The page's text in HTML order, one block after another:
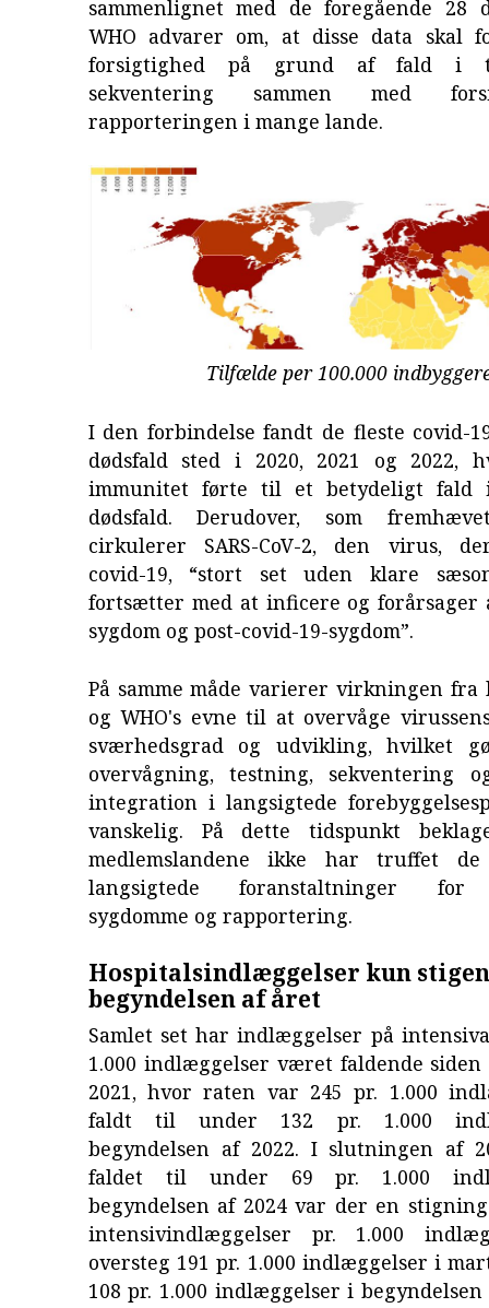
sammenlignet med de foregående 28
WHO advarer om, at disse data skal
forsigtighed på grund af fald i
sekventering sammen med
rapporteringen i mange lande.
Tilfælde per 100.000
I den forbindelse fandt de fleste covid-
dødsfald sted i 2020, 2021 og 2022,
immunitet førte til et betydeligt fald
dødsfald. Derudover, som
cirkulerer SARS-CoV-2, den virus,
covid-19, “stort set uden klare
fortsætter med at inficere og forårsager
sygdom og post-covid-19-sygdom”.
På samme måde varierer virkningen
og WHO's evne til at overvåge
sværhedsgrad og udvikling, hvilket
overvågning, testning, sekventering
integration i langsigtede
vanskelig. På dette tidspunkt
medlemslandene ikke har truffet de
langsigtede foranstaltninger for
sygdomme og rapportering.
Hospitalsindlæggelser kun
begyndelsen af året
Samlet set har indlæggelser på
1.000 indlæggelser været faldende
2021, hvor raten var 245 pr. 1.000
faldt til under 132 pr. 1.000
begyndelsen af 2022. I slutningen af
faldet til under 69 pr. 1.000
begyndelsen af 2024 var der en
intensivindlæggelser pr. 1.000
oversteg 191 pr. 1.000 indlæggelser i
108 pr. 1.000 indlæggelser i